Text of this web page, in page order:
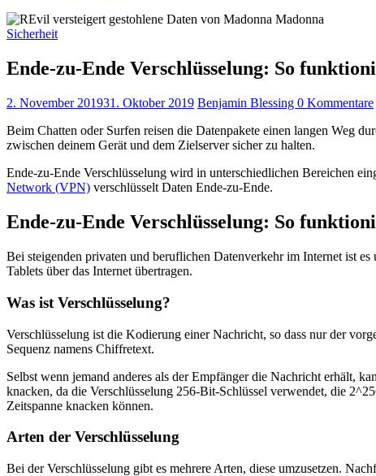
Sicherheit
Ende-zu-Ende Verschlüsselung: So
2. November 201931. Oktober 2019 Benjamin Blessing 0 Kommentare
Beim Chatten oder Surfen reisen die Datenpakete einen langen Weg
zwischen deinem Gerät und dem Zielserver sicher zu halten.
Ende-zu-Ende Verschlüsselung wird in unterschiedlichen Bereichen
Network (VPN) verschlüsselt Daten Ende-zu-Ende.
Ende-zu-Ende Verschlüsselung: So
Bei steigenden privaten und beruflichen Datenverkehr im Internet ist
Tablets über das Internet übertragen.
Was ist Verschlüsselung?
Verschlüsselung ist die Kodierung einer Nachricht, so dass nur der
Sequenz namens Chiffretext.
Selbst wenn jemand anderes als der Empfänger die Nachricht erhält,
knacken, da die Verschlüsselung 256-Bit-Schlüssel verwendet, die
Zeitspanne knacken können.
Arten der Verschlüsselung
Bei der Verschlüsselung gibt es mehrere Arten, diese umzusetzen.